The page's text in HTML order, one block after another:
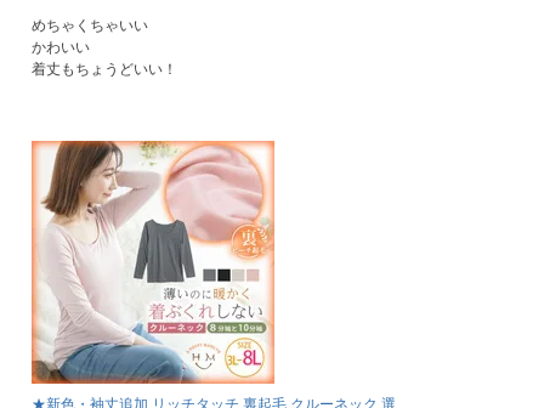
めちゃくちゃいい
かわいい
着丈もちょうどいい！